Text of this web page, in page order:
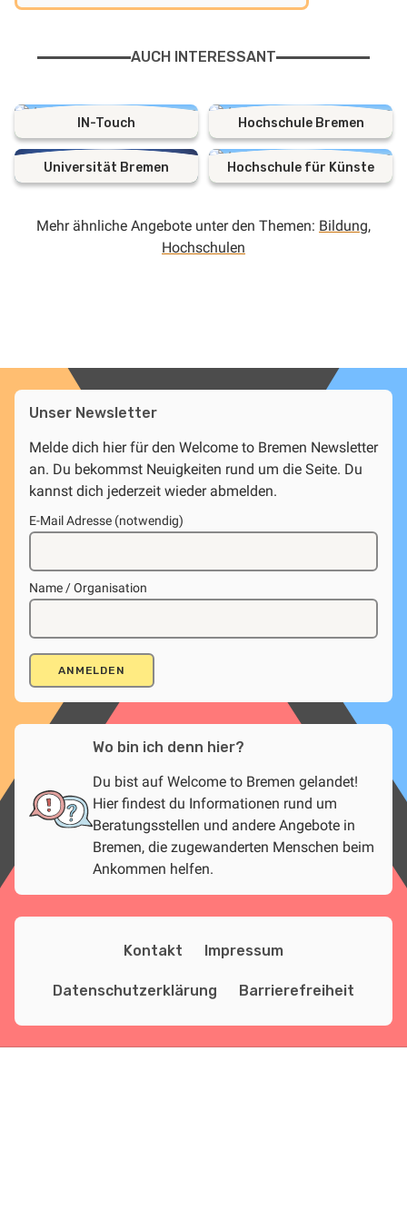
AUCH INTERESSANT
IN-Touch Hochschule Bremen
Universität Bremen Hochschule für Künste
Mehr ähnliche Angebote unter den Themen: Bildung,
Hochschulen
Unser Newsletter
Melde dich hier für den Welcome to Bremen Newsletter
an. Du bekommst Neuigkeiten rund um die Seite. Du
kannst dich jederzeit wieder abmelden.
E-Mail Adresse (notwendig)
Name / Organisation
Wo bin ich denn hier?
Du bist auf Welcome to Bremen gelandet!
Hier findest du Informationen rund um
Beratungsstellen und andere Angebote in
Bremen, die zugewanderten Menschen beim
Ankommen helfen.
Kontakt Impressum
Datenschutzerklärung Barrierefreiheit